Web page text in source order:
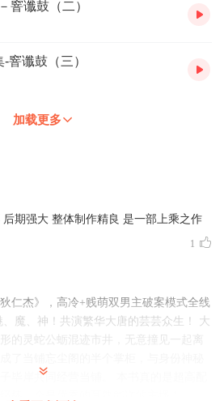
窨谶鼓（二）
窨谶鼓（三）
加载更多
后期强大 整体制作精良 是一部上乘之作
1
仁杰》，高冷+贱萌双男主破案模式全线
魔、神！共演繁华大唐的芸芸众生！ 大
的灵蛇公蛎混迹市井，无意撞见一起离
毕岸共同经营当铺。 本书真的是超高配